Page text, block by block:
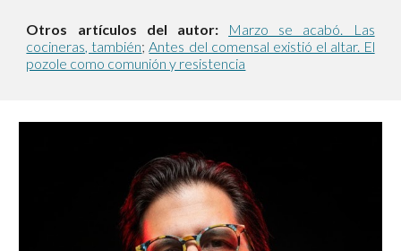
Otros artículos del autor:
Marzo se acabó. Las
cocineras, también;Antes del comensal existió el altar. El
pozole como comunión y resistencia